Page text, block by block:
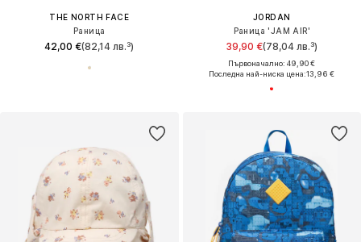
THE NORTH FACE
Раница
42,00 €(82,14 лв.³)
JORDAN
Раница 'JAM AIR'
39,90 €(78,04 лв.³)
Първоначално: 49,90 €
Последна най-ниска цена:13,96 €